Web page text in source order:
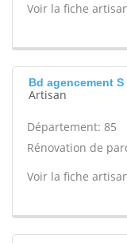
Voir la fiche
Bd agencement
Artisan
Département: 85
Rénovation de
Voir la fiche